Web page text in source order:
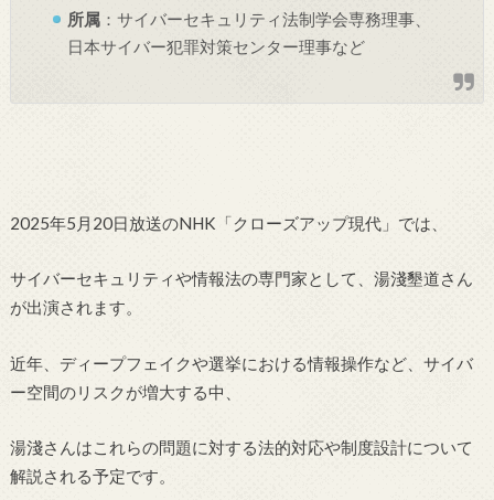
所属 ： サイバーセキュリティ法制学会専務理事、
日本サイバー犯罪対策センター理事など
2025年5月20日放送のNHK「クローズアップ現代」では、
サイバーセキュリティや情報法の専門家として、湯淺墾道さん
が出演されます。
近年、ディープフェイクや選挙における情報操作など、サイバ
ー空間のリスクが増大する中、
湯淺さんはこれらの問題に対する法的対応や制度設計について
解説される予定です。